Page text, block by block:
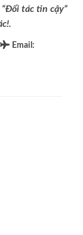
tác tin cậy”
Email :